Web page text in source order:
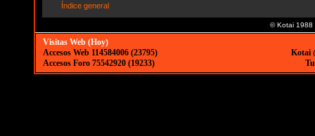
Índice general
© Kotai 1988
Visitas Web (Hoy)
Accesos Web 114584006 (23795)
Accesos Foro 75542920 (19233)
Kotai